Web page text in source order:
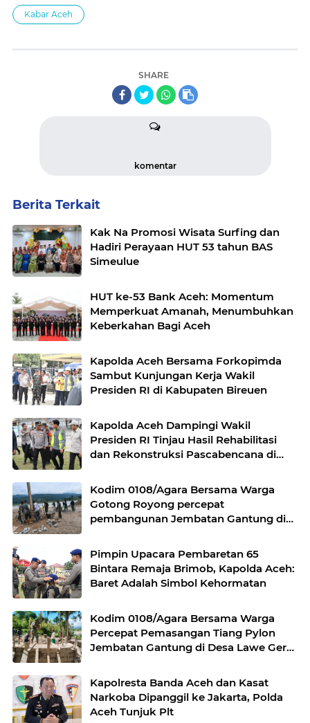
Kabar Aceh
SHARE
komentar
Berita Terkait
Kak Na Promosi Wisata Surfing dan
Hadiri Perayaan HUT 53 tahun BAS
Simeulue
HUT ke-53 Bank Aceh: Momentum
Memperkuat Amanah, Menumbuhkan
Keberkahan Bagi Aceh
Kapolda Aceh Bersama Forkopimda
Sambut Kunjungan Kerja Wakil
Presiden RI di Kabupaten Bireuen
Kapolda Aceh Dampingi Wakil
Presiden RI Tinjau Hasil Rehabilitasi
dan Rekonstruksi Pascabencana di
Kodim 0108/Agara Bersama Warga
Gotong Royong percepat
pembangunan Jembatan Gantung di
Pimpin Upacara Pembaretan 65
Bintara Remaja Brimob, Kapolda Aceh:
Baret Adalah Simbol Kehormatan
Kodim 0108/Agara Bersama Warga
Percepat Pemasangan Tiang Pylon
Jembatan Gantung di Desa Lawe Ger-
Kapolresta Banda Aceh dan Kasat
Narkoba Dipanggil ke Jakarta, Polda
Aceh Tunjuk Plt